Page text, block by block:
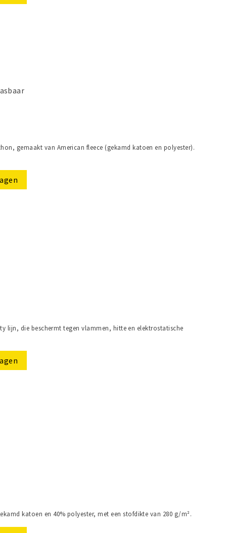
gemaakt van American fleece (gekamd katoen en polyester).
lijn, die beschermt tegen vlammen, hitte en elektrostatische
katoen en 40% polyester, met een stofdikte van 280 g/m².